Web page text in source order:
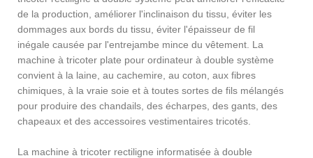
de la production, améliorer l'inclinaison du tissu, éviter les
dommages aux bords du tissu, éviter l'épaisseur de fil
inégale causée par l'entrejambe mince du vêtement. La
machine à tricoter plate pour ordinateur à double système
convient à la laine, au cachemire, au coton, aux fibres
chimiques, à la vraie soie et à toutes sortes de fils mélangés
pour produire des chandails, des écharpes, des gants, des
chapeaux et des accessoires vestimentaires tricotés.
La machine à tricoter rectiligne informatisée à double